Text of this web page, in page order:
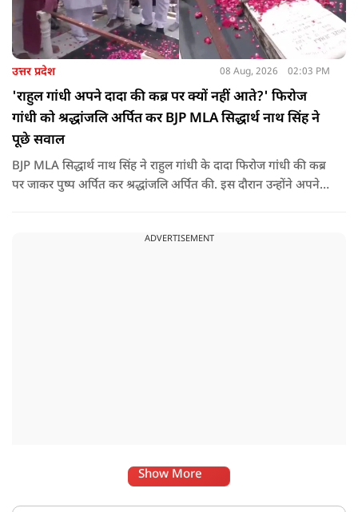
उत्तर प्रदेश 08 Aug, 2026 02:03 PM
'राहुल गांधी अपने दादा की कब्र पर क्यों नहीं आते?' फिरोज
गांधी को श्रद्धांजलि अर्पित कर BJP MLA सिद्धार्थ नाथ सिंह ने
पूछे सवाल
BJP MLA सिद्धार्थ नाथ सिंह ने राहुल गांधी के दादा फिरोज गांधी की कब्र
पर जाकर पुष्प अर्पित कर श्रद्धांजलि अर्पित की. इस दौरान उन्होंने अपने
ADVERTISEMENT
Show More